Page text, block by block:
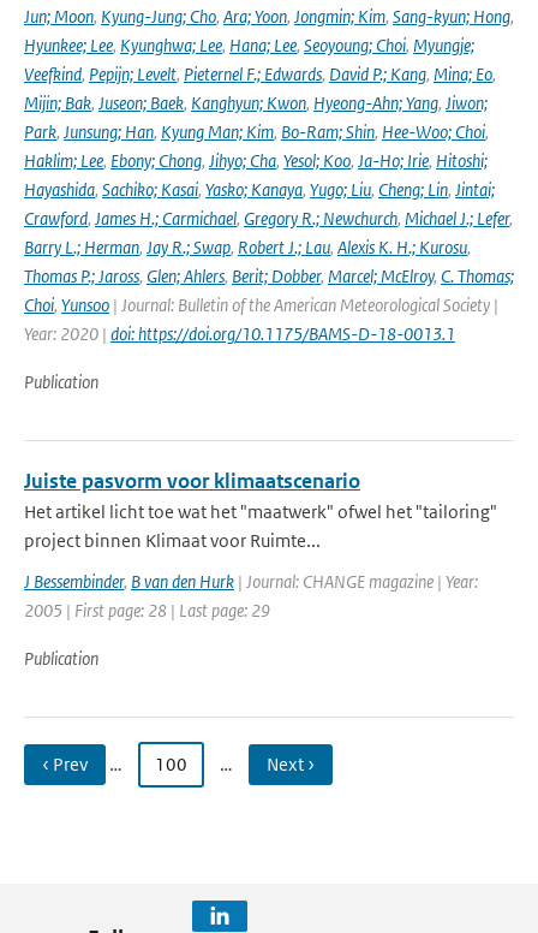
Jun; Moon, Kyung-Jung; Cho, Ara; Yoon, Jongmin; Kim, Sang-kyun; Hong,
Hyunkee; Lee, Kyunghwa; Lee, Hana; Lee, Seoyoung; Choi, Myungje;
Veefkind, Pepijn; Levelt, Pieternel F.; Edwards, David P.; Kang, Mina; Eo,
Mijin; Bak, Juseon; Baek, Kanghyun; Kwon, Hyeong-Ahn; Yang, Jiwon;
Park, Junsung; Han, Kyung Man; Kim, Bo-Ram; Shin, Hee-Woo; Choi,
Haklim; Lee, Ebony; Chong, Jihyo; Cha, Yesol; Koo, Ja-Ho; Irie, Hitoshi;
Hayashida, Sachiko; Kasai, Yasko; Kanaya, Yugo; Liu, Cheng; Lin, Jintai;
Crawford, James H.; Carmichael, Gregory R.; Newchurch, Michael J.; Lefer,
Barry L.; Herman, Jay R.; Swap, Robert J.; Lau, Alexis K. H.; Kurosu,
Thomas P.; Jaross, Glen; Ahlers, Berit; Dobber, Marcel; McElroy, C. Thomas;
Choi, Yunsoo | Journal: Bulletin of the American Meteorological Society |
Year: 2020 | doi: https://doi.org/10.1175/BAMS-D-18-0013.1
Publication
Juiste pasvorm voor klimaatscenario
Het artikel licht toe wat het "maatwerk" ofwel het "tailoring"
project binnen Klimaat voor Ruimte...
J Bessembinder, B van den Hurk | Journal: CHANGE magazine | Year:
2005 | First page: 28 | Last page: 29
Publication
‹ Prev … 100 … Next ›